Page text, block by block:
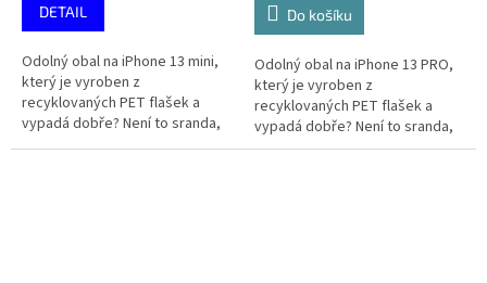
DETAIL
Odolný obal na iPhone 13 mini,
který je vyroben z
recyklovaných PET flašek a
vypadá dobře? Není to sranda,
dánská značka dbramante1928
Do košíku
Odolný obal na iPhone 13 PRO,
který je vyroben z
recyklovaných PET flašek a
vypadá dobře? Není to sranda,
dánská značka dbramante1928